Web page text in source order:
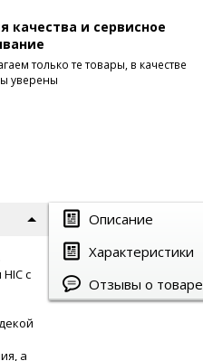
качества и сервисное
только те товары, в качестве
уверены
Описание
Характеристики
Отзывы о товаре
с
а